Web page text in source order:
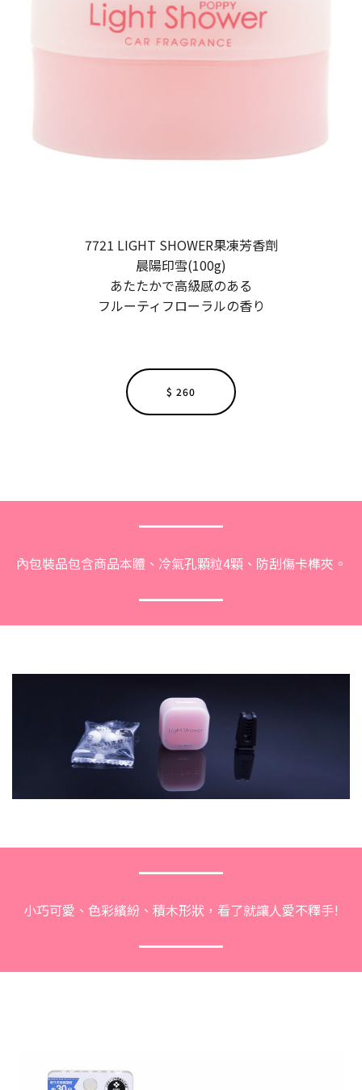
7721 LIGHT SHOWER果凍芳香劑
晨陽印雪(100g)
あたたかで高級感のある
フルーティフローラルの香り
$ 260
內包裝品包含商品本體、冷氣孔顆粒4顆、防刮傷卡榫夾。
小巧可愛、色彩繽紛、積木形狀，看了就讓人愛不釋手!